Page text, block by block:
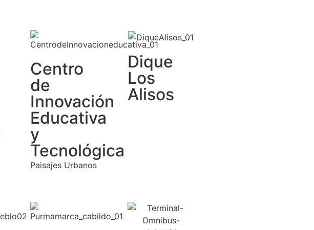
Centro
de
Innovación
Educativa
y
Tecnológica
Paisajes Urbanos
Dique
Los
Alisos